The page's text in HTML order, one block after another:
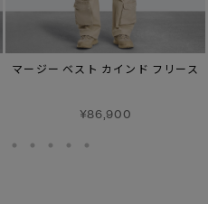
マージー ベスト カインド フリース
¥86,900